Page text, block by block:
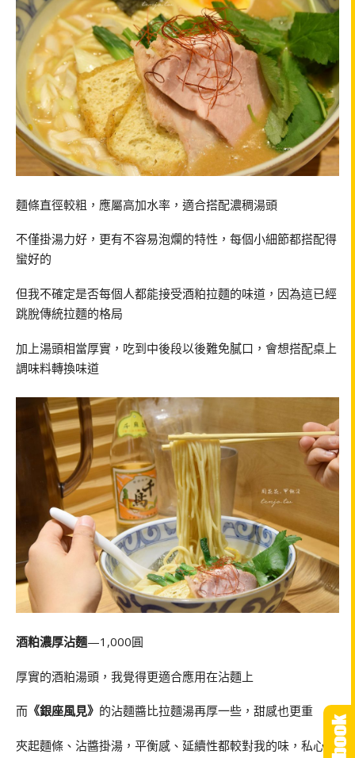
麵條直徑較粗，應屬高加水率，適合搭配濃稠湯頭
不僅掛湯力好，更有不容易泡爛的特性，每個小細節都搭配得
蠻好的
但我不確定是否每個人都能接受酒粕拉麵的味道，因為這已經
跳脫傳統拉麵的格局
加上湯頭相當厚實，吃到中後段以後難免膩口，會想搭配桌上
調味料轉換味道
酒粕濃厚沾麵—1,000圓
厚實的酒粕湯頭，我覺得更適合應用在沾麵上
而 《銀座風見》 的沾麵醬比拉麵湯再厚一些，甜感也更重
夾起麵條、沾醬掛湯，平衡感、延續性都較對我的味，私心比